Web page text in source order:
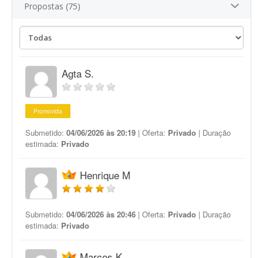
Propostas (75)
Agta S.
Promovida
Submetido: 04/06/2026 às 20:19 | Oferta: Privado | Duração
estimada: Privado
Henrique M
Submetido: 04/06/2026 às 20:46 | Oferta: Privado | Duração
estimada: Privado